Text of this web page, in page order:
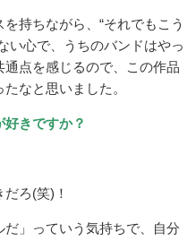
持ちながら、“それでもこう
い心で、うちのバンドはやっ
点を感じるので、この作品
なと思いました。
きですか？
ろ(笑)！
」っていう気持ちで、自分